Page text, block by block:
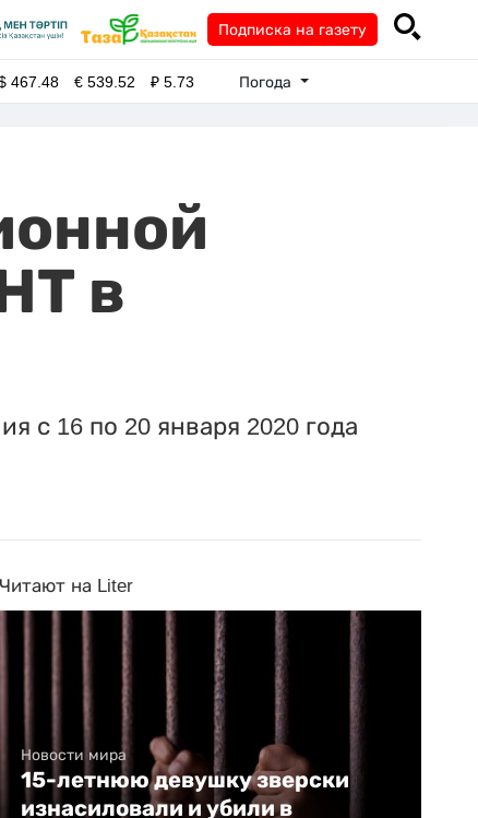
Подписка на газету
467.48 €539.52 ₽5.73 Погода
в
с 16 по 20 января 2020 года
Читают на Liter
Новости мира
15-летнюю девушку зверски
изнасиловали и убили в